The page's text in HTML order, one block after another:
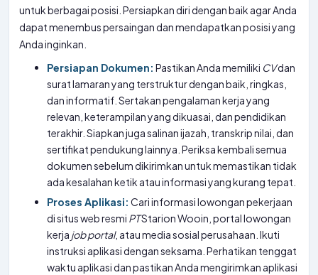
untuk berbagai posisi. Persiapkan diri dengan baik agar Anda
dapat menembus persaingan dan mendapatkan posisi yang
Anda inginkan.
Persiapan Dokumen: Pastikan Anda memiliki CVdan
surat lamaran yang terstruktur dengan baik, ringkas,
dan informatif. Sertakan pengalaman kerja yang
relevan, keterampilan yang dikuasai, dan pendidikan
terakhir. Siapkan juga salinan ijazah, transkrip nilai, dan
sertifikat pendukung lainnya. Periksa kembali semua
dokumen sebelum dikirimkan untuk memastikan tidak
ada kesalahan ketik atau informasi yang kurang tepat.
Proses Aplikasi: Cari informasi lowongan pekerjaan
di situs web resmi PTStarion Wooin, portal lowongan
kerja job portal, atau media sosial perusahaan. Ikuti
instruksi aplikasi dengan seksama. Perhatikan tenggat
waktu aplikasi dan pastikan Anda mengirimkan aplikasi